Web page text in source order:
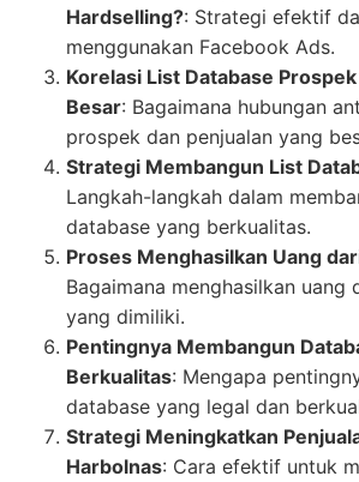
Hardselling?: Strategi efektif
menggunakan Facebook Ads.
Korelasi List Database
Besar: Bagaimana hubungan
prospek dan penjualan yang
Strategi Membangun List
Langkah-langkah dalam
database yang berkualitas.
Proses Menghasilkan Uang
Bagaimana menghasilkan uang
yang dimiliki.
Pentingnya Membangun
Berkualitas: Mengapa
database yang legal dan
Strategi Meningkatkan
Harbolnas: Cara efektif untuk